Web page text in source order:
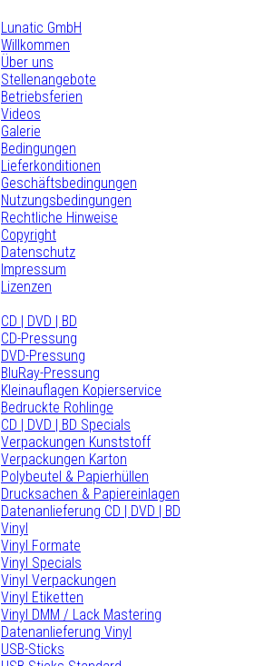
Lunatic GmbH
Willkommen
Über uns
Stellenangebote
Betriebsferien
Videos
Galerie
Bedingungen
Lieferkonditionen
Geschäftsbedingungen
Nutzungsbedingungen
Rechtliche Hinweise
Copyright
Datenschutz
Impressum
Lizenzen
CD | DVD | BD
CD-Pressung
DVD-Pressung
BluRay-Pressung
Kleinauflagen Kopierservice
Bedruckte Rohlinge
CD | DVD | BD Specials
Verpackungen Kunststoff
Verpackungen Karton
Polybeutel & Papierhüllen
Drucksachen & Papiereinlagen
Datenanlieferung CD | DVD | BD
Vinyl
Vinyl Formate
Vinyl Specials
Vinyl Verpackungen
Vinyl Etiketten
Vinyl DMM / Lack Mastering
Datenanlieferung Vinyl
USB-Sticks